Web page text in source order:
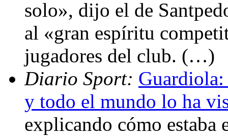
solo», dijo el de
al «gran espíritu
jugadores del club. (…)
Diario Sport:
y todo el mundo lo ha
explicando cómo estaba